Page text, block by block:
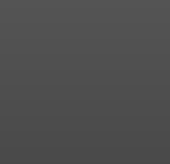
выявили